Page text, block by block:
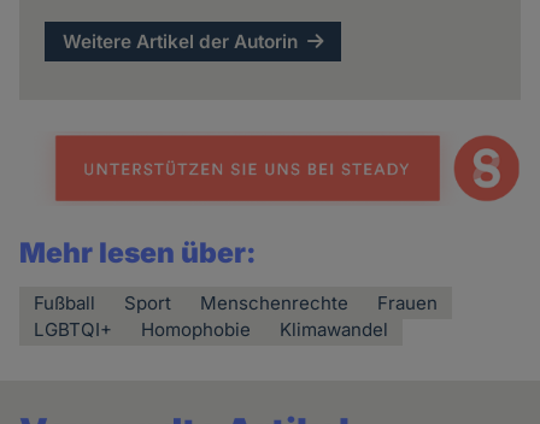
Weitere Artikel der Autorin
Mehr lesen über:
Fußball Sport Menschenrechte
Frauen
LGBTQI+
Homophobie Klimawandel